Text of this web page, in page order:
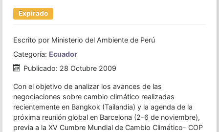
Expirado
Escrito por Ministerio del Ambiente de Perú
Categoría: Ecuador
Publicado: 28 Octubre 2009
Con el objetivo de analizar los avances de las
negociaciones sobre cambio climático realizadas
recientemente en Bangkok (Tailandia) y la agenda de la
próxima reunión global en Barcelona (2-6 de noviembre),
previa a la XV Cumbre Mundial de Cambio Climático- COP